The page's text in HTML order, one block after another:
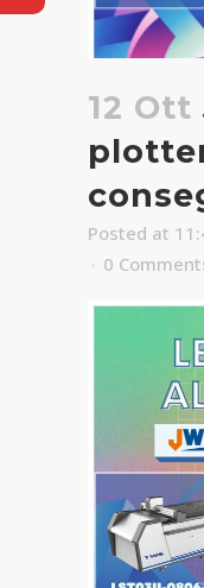
12 Ott
Posted at
0